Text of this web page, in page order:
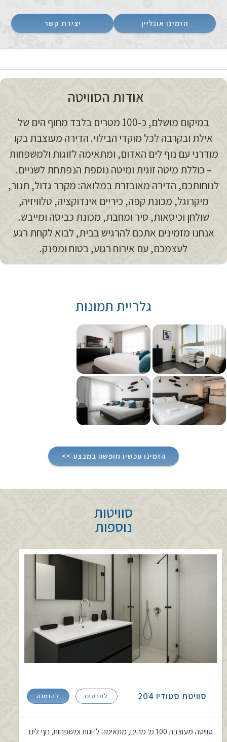
הזמינו אונליין יצירת קשר
אודות הסוויטה
במיקום מושלם, כ-100 מטרים בלבד מחוף הים של
אילת ובקרבה לכל מוקדי הבילוי. הדירה מעוצבת בקו
מודרני עם נוף לים האדום, ומתאימה לזוגות ולמשפחות
– כוללת מיטה זוגית ומיטה נוספת הנפתחת לשניים.
לנוחותכם, הדירה מאובזרת במלואה: מקרר גדול, תנור,
מיקרוגל, מכונת קפה, כיריים אינדוקציה, טלוויזיה,
שולחן וכיסאות, סיר ומחבת, מכונת כביסה ומייבש.
אנחנו מזמינים אתכם להרגיש בבית, לבוא לקחת רגע
לעצמכם, עם אירוח רגוע, בטוח ומפנק.
גלריית תמונות
הזמינו עכשיו חופשה במבצע >>
סוויטות
נוספות
סוויטת סטודיו 204 לפרטים להזמנה
סוויטה מעוצבת 100 מ' מהים, מתאימה לזוגות ומשפחות, נוף לים